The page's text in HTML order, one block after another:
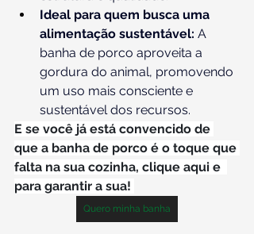
Ideal para quem busca uma
alimentação sustentável: A
banha de porco aproveita a
gordura do animal, promovendo
um uso mais consciente e
sustentável dos recursos.
E se você já está convencido de
que a banha de porco é o toque que
falta na sua cozinha, clique aqui e
para garantir a sua!
Quero minha banha